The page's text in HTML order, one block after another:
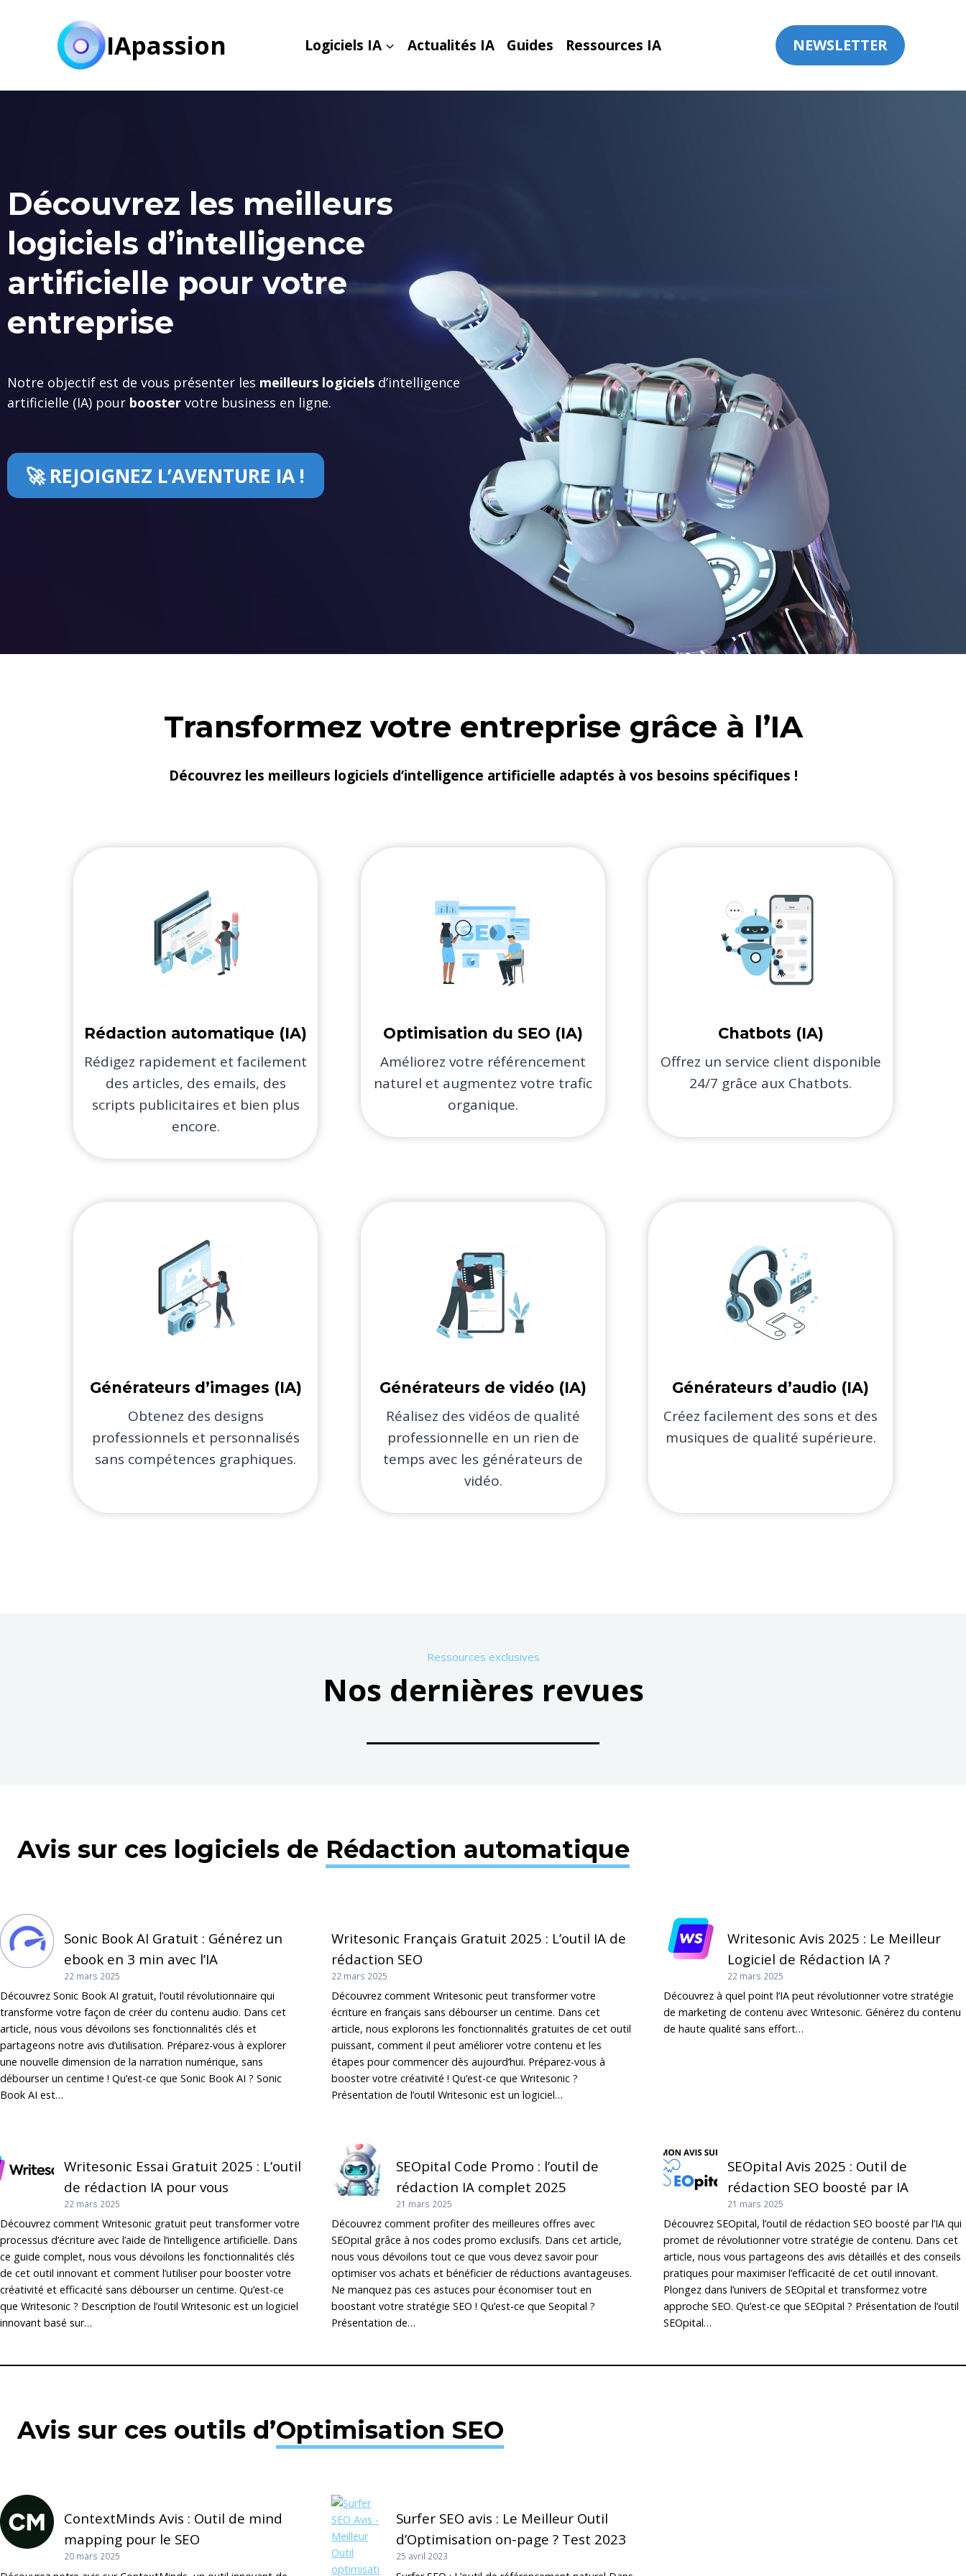
IApassion Logiciels IA Actualités IA Guides Ressources IA NEWSLETTER
Découvrez les meilleurs
logiciels d’intelligence
artificielle pour votre
entreprise​
Notre objectif est de vous présenter les meilleurs logiciels d’intelligence
artificielle (IA) pour booster votre business en ligne.
🚀 REJOIGNEZ L’AVENTURE IA !
Transformez votre entreprise grâce à l’IA
Découvrez les meilleurs logiciels d’intelligence artificielle adaptés à vos besoins spécifiques !
Rédaction automatique (IA)​
Rédigez rapidement et facilement
des articles, des emails, des
scripts publicitaires et bien plus
encore.​
Optimisation du SEO (IA)​
Améliorez votre référencement
naturel et augmentez votre trafic
organique.​
Chatbots (IA)​
Offrez un service client disponible
24/7 grâce aux Chatbots.​
Générateurs d’images (IA)​
Obtenez des designs
professionnels et personnalisés
sans compétences graphiques.​
Générateurs de vidéo (IA)​
Réalisez des vidéos de qualité
professionnelle en un rien de
temps avec les générateurs de
vidéo.​
Générateurs d’audio (IA)​
Créez facilement des sons et des
musiques de qualité supérieure.​
Ressources exclusives
Nos dernières revues
Avis sur ces logiciels de Rédaction automatique
Sonic Book AI Gratuit : Générez un
ebook en 3 min avec l’IA
22 mars 2025
Découvrez Sonic Book AI gratuit, l’outil révolutionnaire qui
transforme votre façon de créer du contenu audio. Dans cet
article, nous vous dévoilons ses fonctionnalités clés et
partageons notre avis d’utilisation. Préparez-vous à explorer
une nouvelle dimension de la narration numérique, sans
débourser un centime ! Qu’est-ce que Sonic Book AI ? Sonic
Book AI est…
Writesonic Français Gratuit 2025 : L’outil IA de
rédaction SEO
22 mars 2025
Découvrez comment Writesonic peut transformer votre
écriture en français sans débourser un centime. Dans cet
article, nous explorons les fonctionnalités gratuites de cet outil
puissant, comment il peut améliorer votre contenu et les
étapes pour commencer dès aujourd’hui. Préparez-vous à
booster votre créativité ! Qu’est-ce que Writesonic ?
Présentation de l’outil Writesonic est un logiciel…
Writesonic Avis 2025 : Le Meilleur
Logiciel de Rédaction IA ?
22 mars 2025
Découvrez à quel point l’IA peut révolutionner votre stratégie
de marketing de contenu avec Writesonic. Générez du contenu
de haute qualité sans effort…
Writesonic Essai Gratuit 2025 : L’outil
de rédaction IA pour vous
22 mars 2025
Découvrez comment Writesonic gratuit peut transformer votre
processus d’écriture avec l’aide de l’intelligence artificielle. Dans
ce guide complet, nous vous dévoilons les fonctionnalités clés
de cet outil innovant et comment l’utiliser pour booster votre
créativité et efficacité sans débourser un centime. Qu’est-ce
que Writesonic ? Description de l’outil Writesonic est un logiciel
innovant basé sur…
SEOpital Code Promo : l’outil de
rédaction IA complet 2025
21 mars 2025
Découvrez comment profiter des meilleures offres avec
SEOpital grâce à nos codes promo exclusifs. Dans cet article,
nous vous dévoilons tout ce que vous devez savoir pour
optimiser vos achats et bénéficier de réductions avantageuses.
Ne manquez pas ces astuces pour économiser tout en
boostant votre stratégie SEO ! Qu’est-ce que Seopital ?
Présentation de…
SEOpital Avis 2025 : Outil de
rédaction SEO boosté par IA
21 mars 2025
Découvrez SEOpital, l’outil de rédaction SEO boosté par l’IA qui
promet de révolutionner votre stratégie de contenu. Dans cet
article, nous vous partageons des avis détaillés et des conseils
pratiques pour maximiser l’efficacité de cet outil innovant.
Plongez dans l’univers de SEOpital et transformez votre
approche SEO. Qu’est-ce que SEOpital ? Présentation de l’outil
SEOpital…
Avis sur ces outils d’Optimisation SEO
ContextMinds Avis : Outil de mind
mapping pour le SEO
20 mars 2025
Surfer SEO avis : Le Meilleur Outil
d’Optimisation on-page ? Test 2023
25 avril 2023